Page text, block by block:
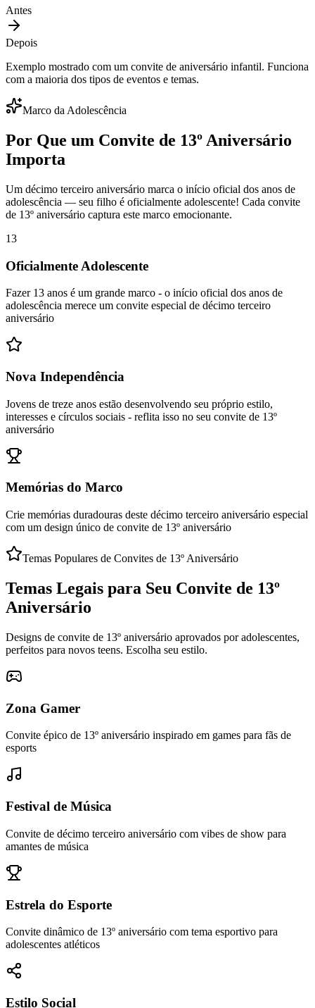
Antes
Depois
Exemplo mostrado com um convite de aniversário infantil. Funciona
com a maioria dos tipos de eventos e temas.
Marco da Adolescência
Por Que um Convite de 13º Aniversário
Importa
Um décimo terceiro aniversário marca o início oficial dos anos de
adolescência — seu filho é oficialmente adolescente! Cada convite
de 13º aniversário captura este marco emocionante.
13
Oficialmente Adolescente
Fazer 13 anos é um grande marco - o início oficial dos anos de
adolescência merece um convite especial de décimo terceiro
aniversário
Nova Independência
Jovens de treze anos estão desenvolvendo seu próprio estilo,
interesses e círculos sociais - reflita isso no seu convite de 13º
aniversário
Memórias do Marco
Crie memórias duradouras deste décimo terceiro aniversário especial
com um design único de convite de 13º aniversário
Temas Populares de Convites de 13º Aniversário
Temas Legais para Seu Convite de 13º
Aniversário
Designs de convite de 13º aniversário aprovados por adolescentes,
perfeitos para novos teens. Escolha seu estilo.
Zona Gamer
Convite épico de 13º aniversário inspirado em games para fãs de
esports
Festival de Música
Convite de décimo terceiro aniversário com vibes de show para
amantes de música
Estrela do Esporte
Convite dinâmico de 13º aniversário com tema esportivo para
adolescentes atléticos
Estilo Social